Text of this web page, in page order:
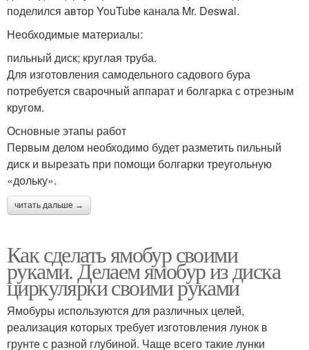
Бур из трубы Гидробур для бурения
Бур из дрели
поделился автор YouTube канала Mr. Deswal.
Необходимые материалы:
пильный диск; круглая труба.
Для изготовления самодельного садового бура
потребуется сварочный аппарат и болгарка с отрезным
кругом.
Основные этапы работ
Первым делом необходимо будет разметить пильный
диск и вырезать при помощи болгарки треугольную
«дольку».
читать дальше →
Как сделать ямобур своими
руками. Делаем ямобур из диска
циркулярки своими руками
Ямобуры используются для различных целей,
реализация которых требует изготовления лунок в
грунте с разной глубиной. Чаще всего такие лунки